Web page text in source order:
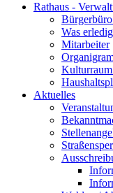
Rathaus -
Was
Mitarbeiter
Aktuelles